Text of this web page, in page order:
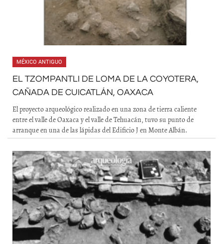
MÉXICO ANTIGUO
EL TZOMPANTLI DE LOMA DE LA COYOTERA,
CAÑADA DE CUICATLÁN, OAXACA
El proyecto arqueológico realizado en una zona de tierra caliente
entre el valle de Oaxaca y el valle de Tehuacán, tuvo su punto de
arranque en una de las lápidas del Edificio J en Monte Albán.